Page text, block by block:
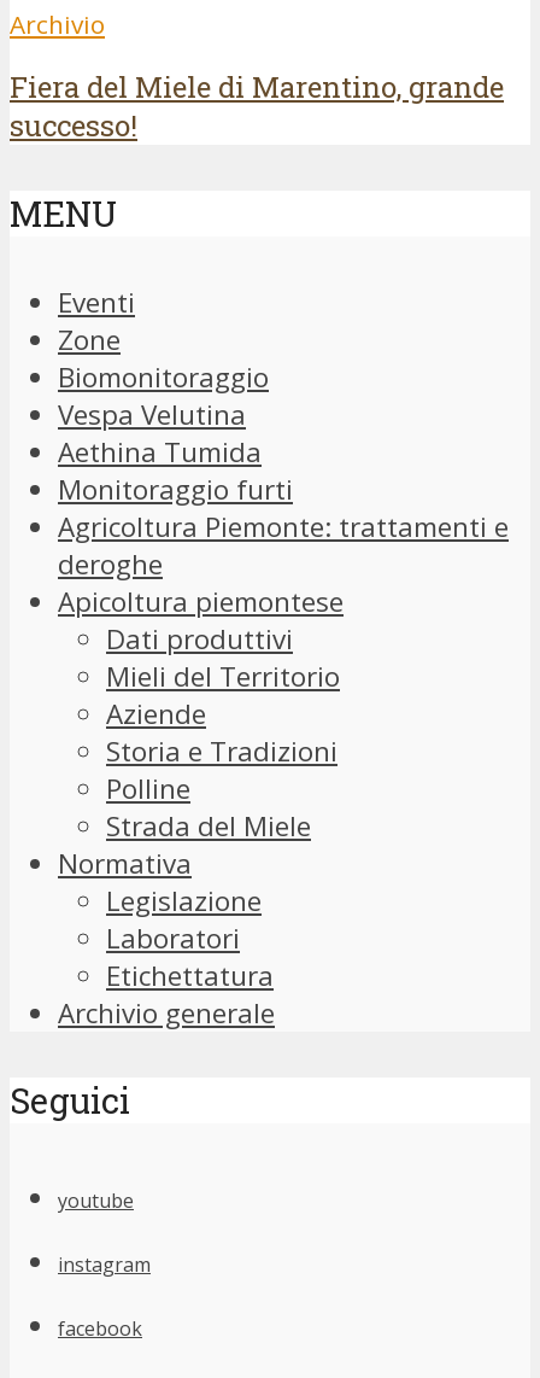
Archivio
Fiera del Miele di Marentino, grande
successo!
MENU
Eventi
Zone
Biomonitoraggio
Vespa Velutina
Aethina Tumida
Monitoraggio furti
Agricoltura Piemonte: trattamenti e
deroghe
Apicoltura piemontese
Dati produttivi
Mieli del Territorio
Aziende
Storia e Tradizioni
Polline
Strada del Miele
Normativa
Legislazione
Laboratori
Etichettatura
Archivio generale
Seguici
youtube
instagram
facebook